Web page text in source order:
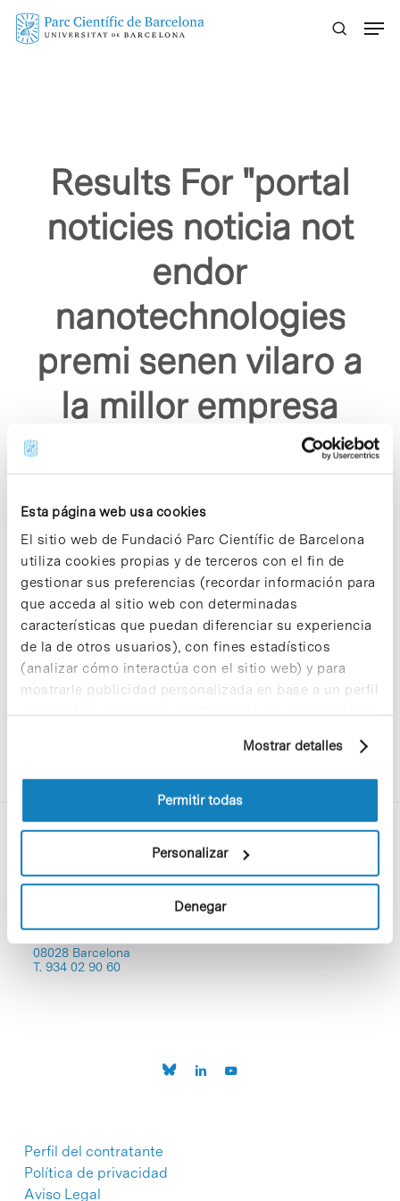
Esta página web usa cookies
El sitio web de Fundació Parc Científic de Barcelona
utiliza cookies propias y de terceros con el fin de
gestionar sus preferencias (recordar información para
que acceda al sitio web con determinadas
características que puedan diferenciar su experiencia
de la de otros usuarios), con fines estadísticos
(analizar cómo interactúa con el sitio web) y para
mostrarle publicidad personalizada en base a un perfil
elaborado a partir de sus hábitos de navegación (por
información sobre las cookies puede consultar
la Política de cookies del sitio web.
Mostrar detalles
Permitir todas
Personalizar
Denegar
Skip
Results For "portal
noticies noticia not
endor
nanotechnologies
premi senen vilaro a
la millor empresa
innovadora 2014"
Sorry, no results were found.
Please try again with different keywords.
08028 Barcelona
T. 934 02 90 60
Perfil del contratante
Política de privacidad
Aviso Legal